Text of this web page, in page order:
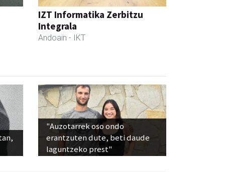
IZT Informatika Zerbitzu
Integrala
Andoain - IKT
"Auzotarrek oso ondo
erantzuten dute, beti daude
laguntzeko prest"